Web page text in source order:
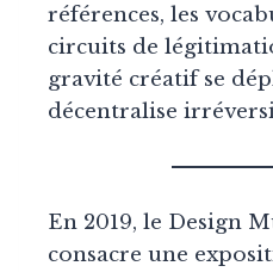
références, les
circuits de
gravité créatif se
décentralise
En 2019, le Design
consacre une